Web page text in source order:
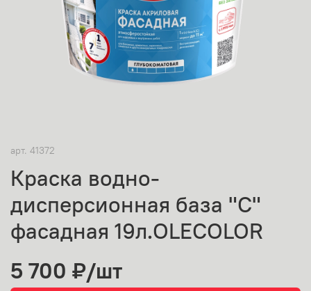
арт. 41372
Краска водно-
дисперсионная база "С"
фасадная 19л.OLECOLOR
5 700 ₽/шт